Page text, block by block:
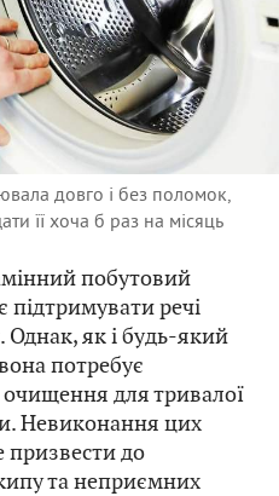
довго і без поломок,
її хоча б раз на місяць
побутовий
речі
як і будь-який
потребує
очищення для тривалої
Невиконання цих
до
та неприємних